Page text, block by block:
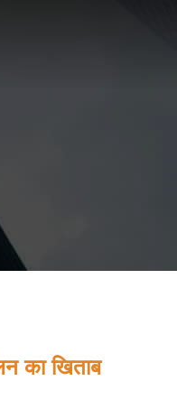
का खिताब